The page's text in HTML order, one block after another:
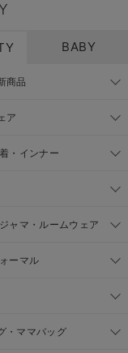
BABY
商品
ア
・インナー
ャマ・ルームウェア
ーマル
・ママバッグ